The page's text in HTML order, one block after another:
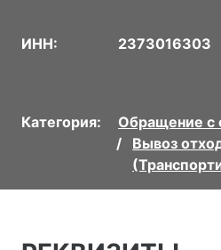
ИНН: 2373016303
Категория:
Обращение с
Вывоз